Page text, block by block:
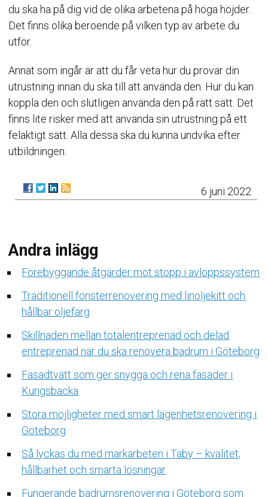
du ska ha på dig vid de olika arbetena på höga höjder.
Det finns olika beroende på vilken typ av arbete du
utför.
Annat som ingår är att du får veta hur du provar din
utrustning innan du ska till att använda den. Hur du kan
koppla den och slutligen använda den på rätt sätt. Det
finns lite risker med att använda sin utrustning på ett
felaktigt sätt. Alla dessa ska du kunna undvika efter
utbildningen.
6 juni 2022
Andra inlägg
Förebyggande åtgärder mot stopp i avloppssystem
Traditionell fönsterrenovering med linoljekitt och
hållbar oljefärg
Skillnaden mellan totalentreprenad och delad
entreprenad när du ska renovera badrum i Göteborg
Fasadtvätt som ger snygga och rena fasader i
Kungsbacka
Stora möjligheter med smart lägenhetsrenovering i
Göteborg
Så lyckas du med markarbeten i Täby – kvalitet,
hållbarhet och smarta lösningar
Fungerande badrumsrenovering i Göteborg som